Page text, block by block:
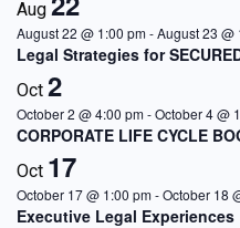
Aug
August 22 @ 1:00 pm-August 23 @
Legal Strategies for
Oct 2
October 2 @ 4:00 pm-October 4 @
CORPORATE LIFE CYCLE
Oct 17
October 17 @ 1:00 pm-October 18
Executive Legal Experiences